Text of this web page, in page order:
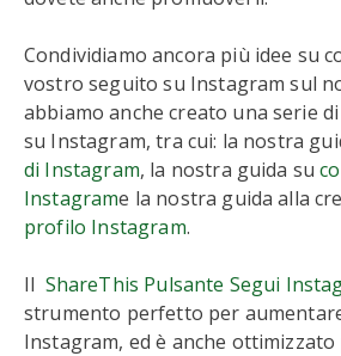
Condividiamo ancora più idee su
vostro seguito su Instagram sul
abbiamo anche creato una serie
su Instagram, tra cui: la nostra
di Instagram, la nostra guida su
Instagrame la nostra guida alla
profilo Instagram.
Il ShareThis Pulsante Segui
strumento perfetto per
Instagram, ed è anche